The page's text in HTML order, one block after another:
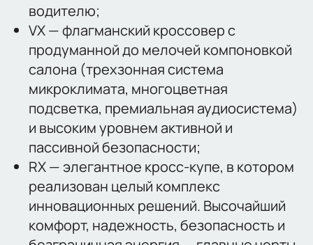
водителю;
VX — флагманский кроссовер с
продуманной до мелочей компоновкой
салона (трехзонная система
микроклимата, многоцветная
подсветка, премиальная аудиосистема)
и высоким уровнем активной и
пассивной безопасности;
RX — элегантное кросс-купе, в котором
реализован целый комплекс
инновационных решений. Высочайший
комфорт, надежность, безопасность и